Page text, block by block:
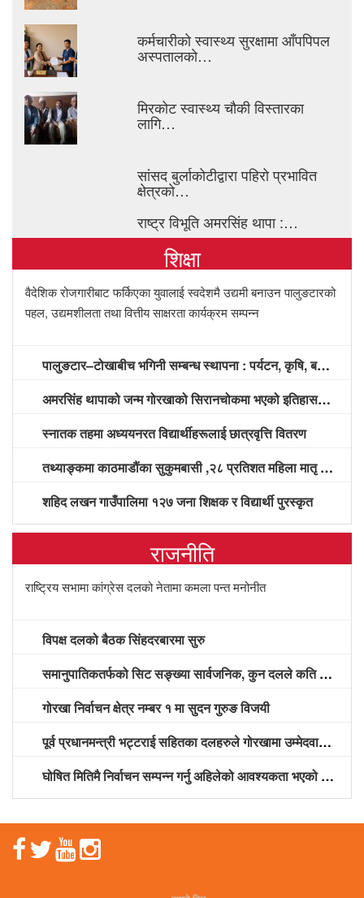
कर्मचारीको स्वास्थ्य सुरक्षामा आँपपिपल
अस्पतालको…
मिरकोट स्वास्थ्य चौकी विस्तारका
लागि…
सांसद बुर्लाकोटीद्वारा पहिरो प्रभावित
क्षेत्रको…
राष्ट्र विभूति अमरसिंह थापा :…
शिक्षा
वैदेशिक रोजगारीबाट फर्किएका युवालाई स्वदेशमै उद्यमी बनाउन पालुङटारको
पहल, उद्यमशीलता तथा वित्तीय साक्षरता कार्यक्रम सम्पन्न
पालुङटार–टोखाबीच भगिनी सम्बन्ध स्थापना : पर्यटन, कृषि, बजार प्रवद्र्धन र विकास साझेदारीमा सहकार्य गर्ने सहमति
अमरसिंह थापाको जन्म गोरखाको सिरानचोकमा भएको इतिहासविद्हरूको दाबी
स्नातक तहमा अध्ययनरत विद्यार्थीहरूलाई छात्रवृत्ति वितरण
तथ्याङ्कमा काठमाडौंका सुकुमबासी ,२८ प्रतिशत महिला मातृ स्वास्थ्य सेवाको पूर्ण चक्रबाट वञ्चित
शहिद लखन गाउँपालिमा १२७ जना शिक्षक र विद्यार्थी पुरस्कृत
राजनीति
राष्ट्रिय सभामा कांग्रेस दलको नेतामा कमला पन्त मनोनीत
विपक्ष दलको बैठक सिंहदरबारमा सुरु
समानुपातिकतर्फको सिट सङ्ख्या सार्वजनिक, कुन दलले कति सिट पाए? (सूचीसहित)
गोरखा निर्वाचन क्षेत्र नम्बर १ मा सुदन गुरुङ विजयी
पूर्व प्रधानमन्त्री भट्टराई सहितका दलहरुले गोरखामा उम्मेदवारी दर्ता गराए
घोषित मितिमै निर्वाचन सम्पन्न गर्नु अहिलेको आवश्यकता भएको नेकपा नेता श्रेष्ठको भनाइ